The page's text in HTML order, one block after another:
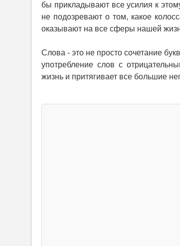
бы прикладывают все усилия к
не подозревают о том, какое
оказывают на все сферы нашей
Слова - это не просто сочетание
употребление слов с
жизнь и притягивает все большие